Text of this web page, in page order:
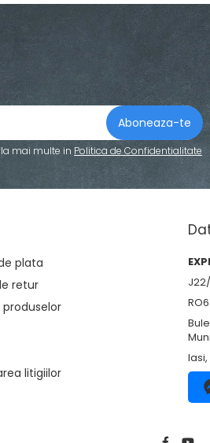
mai multe in Politica de Confidentialitate
plata
retur
litigiilor
Iasi,